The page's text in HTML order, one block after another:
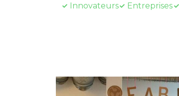
Innovateurs
Entreprises